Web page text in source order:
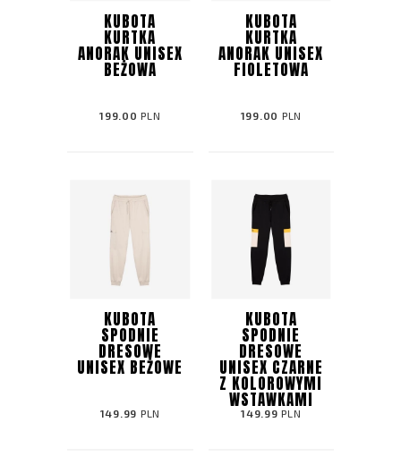
KUBOTA
KURTKA
ANORAK UNISEX
BEŻOWA
199.00 PLN
KUBOTA
KURTKA
ANORAK UNISEX
FIOLETOWA
199.00 PLN
KUBOTA
SPODNIE
DRESOWE
UNISEX BEŻOWE
149.99 PLN
KUBOTA
SPODNIE
DRESOWE
UNISEX CZARNE
Z KOLOROWYMI
WSTAWKAMI
149.99 PLN